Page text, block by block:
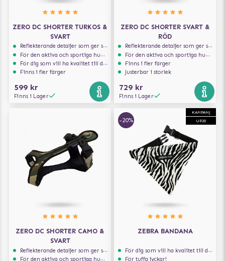
ZERO DC SHORTER TURKOS &
SVART
Reflekterande detaljer som ger synlighet i svagt ljus
För den aktiva och sportiga hunden
För dig som vill ha kvalitet till din hund!
Finns i fler färger
599 kr
Finns i Lager
ZERO DC SHORTER SVART &
RÖD
Reflekterande detaljer som ger synlighet i svagt ljus
För den aktiva och sportiga hunden
Finns i fler färger
Justerbar i storlek
729 kr
Finns i Lager
ZERO DC SHORTER CAMO &
SVART
Reflekterande detaljer som ger synlighet i svagt ljus
För den aktiva och sportiga hunden
KAMPANJ
UP20
-20%
ZEBRA BANDANA
För dig som vill ha kvalitet till din hund!
För tuffa jyckar!